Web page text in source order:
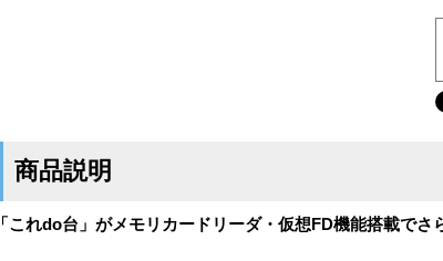
商品説明
「これdo台」がメモリカードリーダ・仮想FD機能搭載でさ